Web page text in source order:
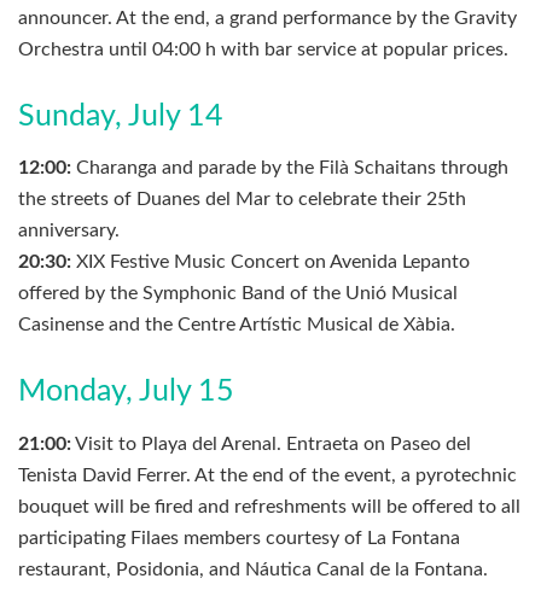
announcer. At the end, a grand performance by the Gravity
Orchestra until 04:00 h with bar service at popular prices.
Sunday, July 14
12:00: Charanga and parade by the Filà Schaitans through
the streets of Duanes del Mar to celebrate their 25th
anniversary.
20:30: XIX Festive Music Concert on Avenida Lepanto
offered by the Symphonic Band of the Unió Musical
Casinense and the Centre Artístic Musical de Xàbia.
Monday, July 15
21:00:Visit to Playa del Arenal. Entraeta on Paseo del
Tenista David Ferrer. At the end of the event, a pyrotechnic
bouquet will be fired and refreshments will be offered to all
participating Filaes members courtesy of La Fontana
restaurant, Posidonia, and Náutica Canal de la Fontana.